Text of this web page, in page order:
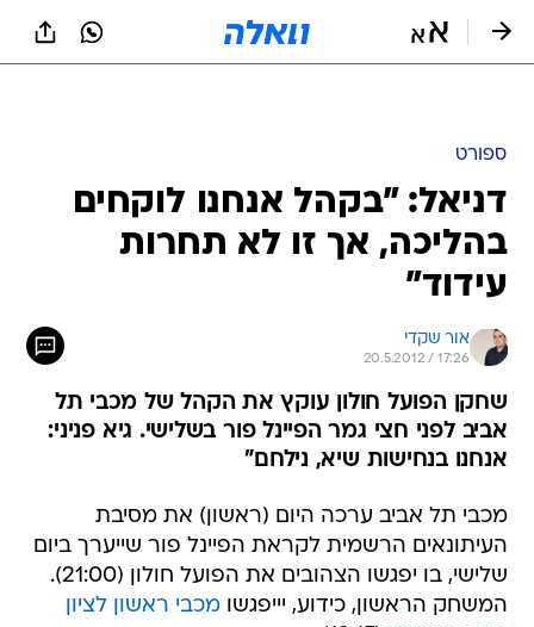
דניאל: "בקהל אנחנו לוקחים
בהליכה, אך זו לא תחרות
עידוד"
אור שקדי
20.5.2012 / 17:26
שחקן הפועל חולון עוקץ את הקהל של מכבי תל
אביב לפני חצי גמר הפיינל פור בשלישי. גיא פניני:
אנחנו בנחישות שיא, נילחם"
מכבי תל אביב ערכה היום (ראשון) את מסיבת
המשחק הראשון, כידוע, יייפגשומכבי ראשון לציון
ומכבי אשדוד(18:15).